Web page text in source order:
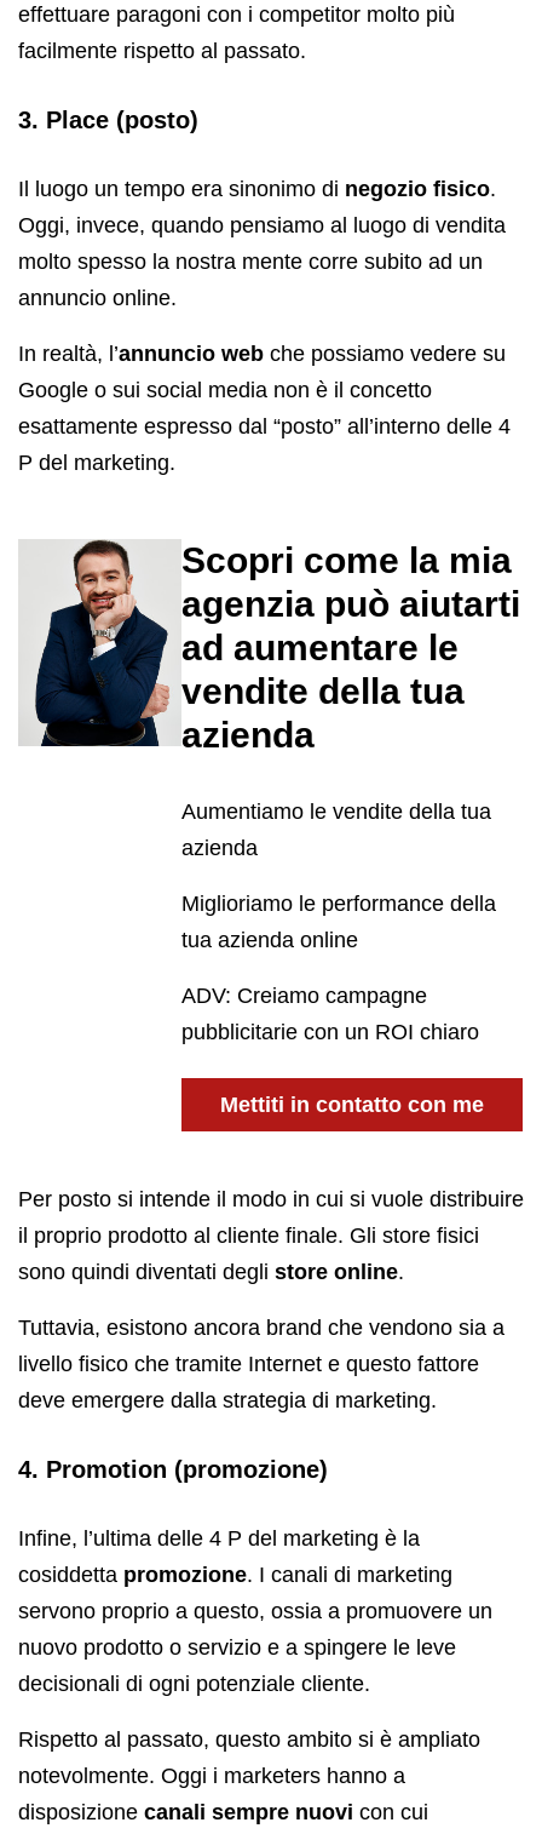
effettuare paragoni con i competitor molto più
facilmente rispetto al passato.
3. Place (posto)
Il luogo un tempo era sinonimo di negozio fisico.
Oggi, invece, quando pensiamo al luogo di vendita
molto spesso la nostra mente corre subito ad un
annuncio online.
In realtà, l’annuncio web che possiamo vedere su
Google o sui social media non è il concetto
esattamente espresso dal “posto” all’interno delle 4
P del marketing.
Scopri come la mia
agenzia può aiutarti
ad aumentare le
vendite della tua
azienda
Aumentiamo le vendite della tua
azienda
Miglioriamo le performance della
tua azienda online
ADV: Creiamo campagne
pubblicitarie con un ROI chiaro
Mettiti in contatto con me
Per posto si intende il modo in cui si vuole distribuire
il proprio prodotto al cliente finale. Gli store fisici
sono quindi diventati degli store online.
Tuttavia, esistono ancora brand che vendono sia a
livello fisico che tramite Internet e questo fattore
deve emergere dalla strategia di marketing.
4. Promotion (promozione)
Infine, l’ultima delle 4 P del marketing è la
cosiddetta promozione. I canali di marketing
servono proprio a questo, ossia a promuovere un
nuovo prodotto o servizio e a spingere le leve
decisionali di ogni potenziale cliente.
Rispetto al passato, questo ambito si è ampliato
notevolmente. Oggi i marketers hanno a
disposizione canali sempre nuovi con cui